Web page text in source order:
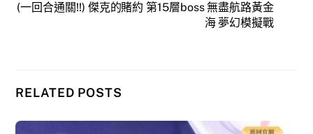
(一回合通關!!) 傑克的賭約 第15層boss 無盡航路黃金
海 夢幻模擬戰
RELATED POSTS